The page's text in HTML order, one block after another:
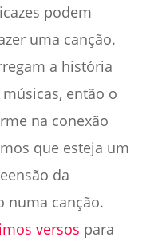
podem
uma canção.
a história
então o
na conexão
que esteja um
da
numa canção.
versos para